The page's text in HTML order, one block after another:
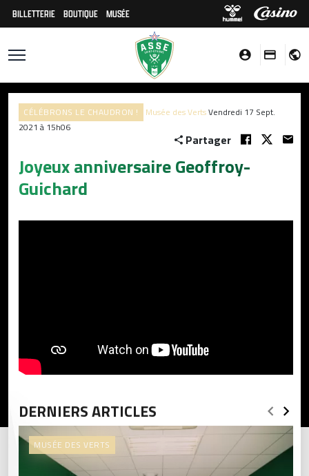
BILLETTERIE BOUTIQUE MUSÉE
CÉLÉBRONS LE CHAUDRON ! Musée des VertsVendredi 17 Sept.
2021 à 15h06
Partager
Joyeux anniversaire Geoffroy-
Guichard
DERNIERS ARTICLES
MUSÉE DES VERTS